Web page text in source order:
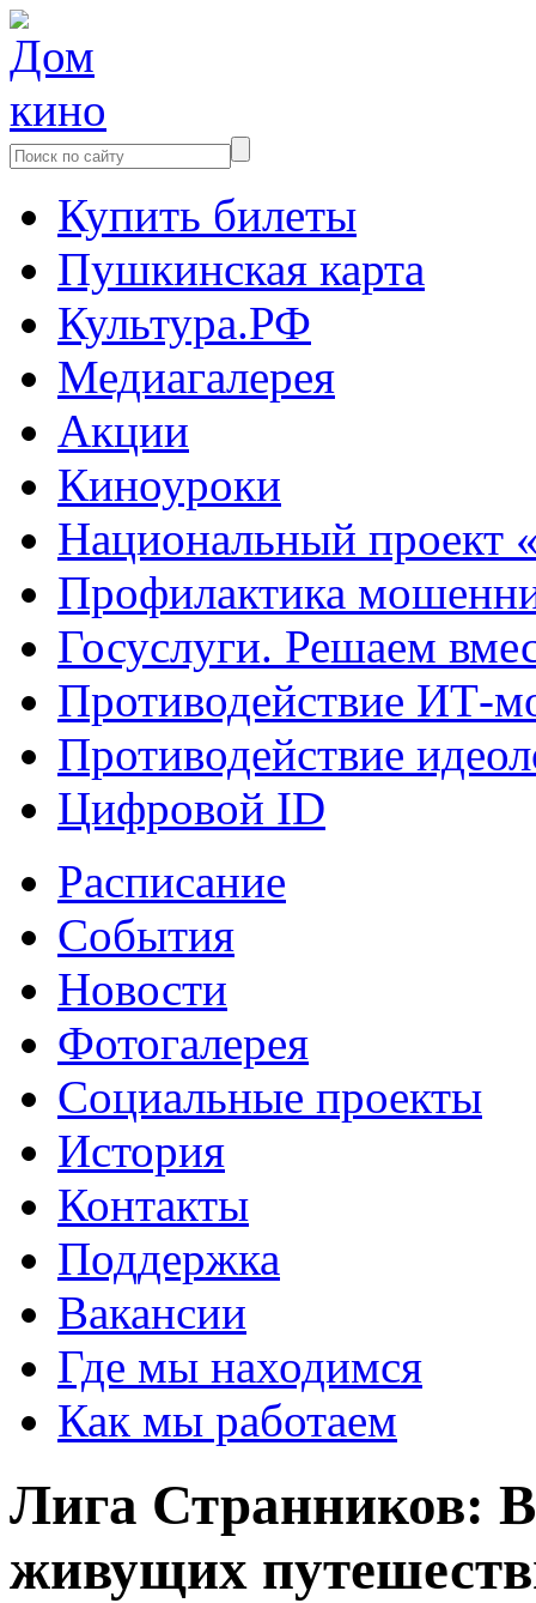
Купить билеты
Пушкинская карта
Культура.РФ
Медиагалерея
Акции
Киноуроки
Национальный проект
Профилактика
Госуслуги. Решаем
Противодействие ИТ-
Противодействие
Цифровой ID
Расписание
События
Новости
Фотогалерея
Социальные проекты
История
Контакты
Поддержка
Вакансии
Где мы находимся
Как мы работаем
Лига Странников:
живущих